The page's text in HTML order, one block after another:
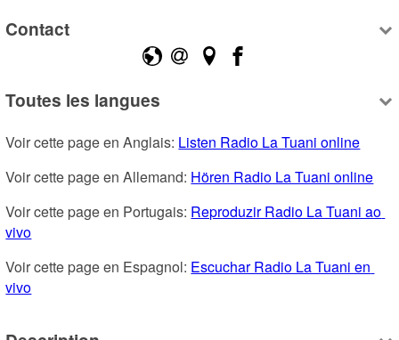
Contact
Toutes les langues
Voir cette page en Anglais: Listen Radio La Tuani online
Voir cette page en Allemand: Hören Radio La Tuani online
Voir cette page en Portugais: Reproduzir Radio La Tuani ao
vivo
Voir cette page en Espagnol: Escuchar Radio La Tuani en
vivo